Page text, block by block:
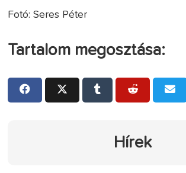
Fotó: Seres Péter
Tartalom megosztása:
Hírek